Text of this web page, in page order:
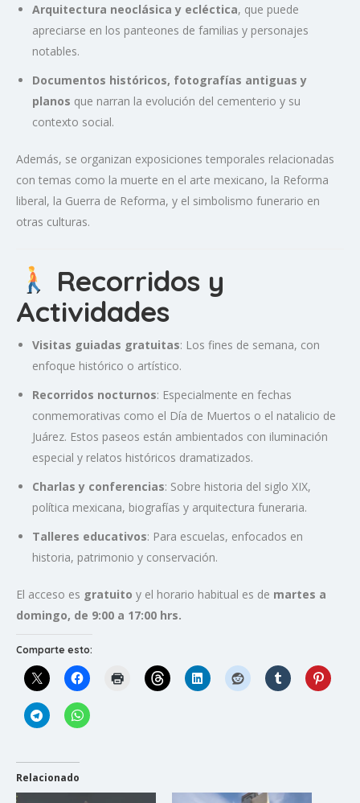
Arquitectura neoclásica y ecléctica, que puede
apreciarse en los panteones de familias y personajes
notables.
Documentos históricos, fotografías antiguas y
planos que narran la evolución del cementerio y su
contexto social.
Además, se organizan exposiciones temporales relacionadas
con temas como la muerte en el arte mexicano, la Reforma
liberal, la Guerra de Reforma, y el simbolismo funerario en
otras culturas.
Recorridos y
Actividades
Visitas guiadas gratuitas: Los fines de semana, con
enfoque histórico o artístico.
Recorridos nocturnos: Especialmente en fechas
conmemorativas como el Día de Muertos o el natalicio de
Juárez. Estos paseos están ambientados con iluminación
especial y relatos históricos dramatizados.
Charlas y conferencias: Sobre historia del siglo XIX,
política mexicana, biografías y arquitectura funeraria.
Talleres educativos: Para escuelas, enfocados en
historia, patrimonio y conservación.
El acceso es gratuito y el horario habitual es de martes a
domingo, de 9:00 a 17:00 hrs.
Comparte esto:
Relacionado